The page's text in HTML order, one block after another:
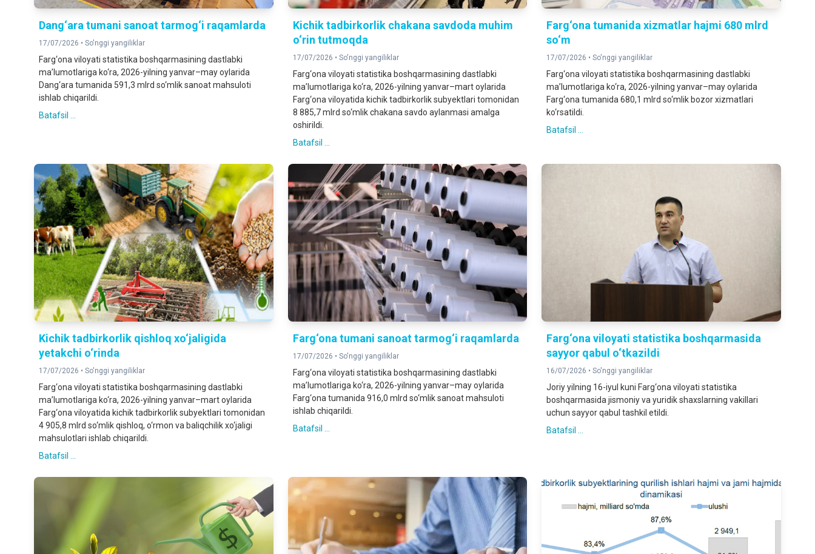
Dang‘ara tumani sanoat tarmog‘i raqamlarda
17/07/2026 • So'nggi yangiliklar
Farg‘ona viloyati statistika boshqarmasining dastlabki
ma’lumotlariga ko‘ra, 2026-yilning yanvar–may oylarida
Dang‘ara tumanida 591,3 mlrd so‘mlik sanoat mahsuloti
ishlab chiqarildi.
Batafsil ...
Kichik tadbirkorlik chakana savdoda muhim
o‘rin tutmoqda
17/07/2026 • So'nggi yangiliklar
Farg‘ona viloyati statistika boshqarmasining dastlabki
ma’lumotlariga ko‘ra, 2026-yilning yanvar–mart oylarida
Farg‘ona viloyatida kichik tadbirkorlik subyektlari tomonidan
8 885,7 mlrd so‘mlik chakana savdo aylanmasi amalga
oshirildi.
Batafsil ...
Farg‘ona tumanida xizmatlar hajmi 680 mlrd
so‘m
17/07/2026 •So'nggi yangiliklar
Farg‘ona viloyati statistika boshqarmasining dastlabki
ma’lumotlariga ko‘ra, 2026-yilning yanvar–may oylarida
Farg‘ona tumanida 680,1 mlrd so‘mlik bozor xizmatlari
ko‘rsatildi.
Batafsil ...
Kichik tadbirkorlik qishloq xo‘jaligida
yetakchi o‘rinda
17/07/2026 • So'nggi yangiliklar
Farg‘ona viloyati statistika boshqarmasining dastlabki
ma’lumotlariga ko‘ra, 2026-yilning yanvar–mart oylarida
Farg‘ona viloyatida kichik tadbirkorlik subyektlari tomonidan
4 905,8 mlrd so‘mlik qishloq, o‘rmon va baliqchilik xo‘jaligi
mahsulotlari ishlab chiqarildi.
Batafsil ...
Farg‘ona tumani sanoat tarmog‘i raqamlarda
17/07/2026 • So'nggi yangiliklar
Farg‘ona viloyati statistika boshqarmasining dastlabki
ma’lumotlariga ko‘ra, 2026-yilning yanvar–may oylarida
Farg‘ona tumanida 916,0 mlrd so‘mlik sanoat mahsuloti
ishlab chiqarildi.
Batafsil ...
Farg‘ona viloyati statistika boshqarmasida
sayyor qabul o‘tkazildi
16/07/2026 •So'nggi yangiliklar
Joriy yilning 16-iyul kuni Farg‘ona viloyati statistika
boshqarmasida jismoniy va yuridik shaxslarning vakillari
uchun sayyor qabul tashkil etildi.
Batafsil ...